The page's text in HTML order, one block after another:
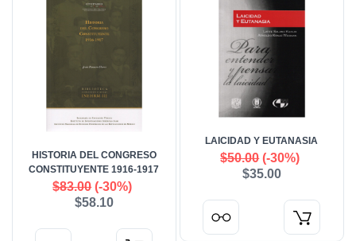
LAICIDAD Y EUTANASIA
$50.00(-30%)
$35.00
HISTORIA DEL CONGRESO
CONSTITUYENTE 1916-1917
$83.00(-30%)
$58.10